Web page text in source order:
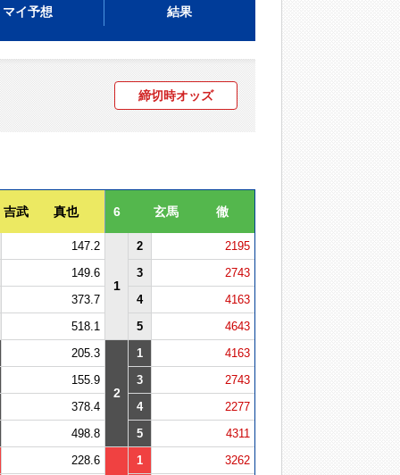
マイ予想 結果
締切時オッズ
吉武 真也 6 玄馬 徹
147.2
1
2
2195
149.6
3
2743
373.7
4
4163
518.1
5
4643
205.3
2
1
4163
155.9
3
2743
378.4
4
2277
498.8
5
4311
228.6
1
3262